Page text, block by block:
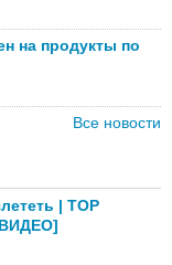
на продукты по
Все новости
| TOP